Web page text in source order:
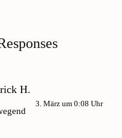
H.
3. März um 0:08 Uhr